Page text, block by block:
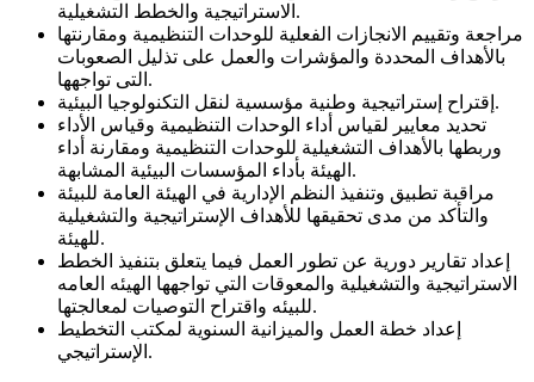
الاستراتيجية والخطط التشغيلية.
مراجعة وتقييم الانجازات الفعلية للوحدات التنظيمية ومقارنتها
بالأهداف المحددة والمؤشرات والعمل على تذليل الصعوبات
التى تواجهها.
إقتراح إستراتيجية وطنية مؤسسية لنقل التكنولوجيا البيئية.
تحديد معايير لقياس أداء الوحدات التنظيمية وقياس الأداء
وربطها بالأهداف التشغيلية للوحدات التنظيمية ومقارنة أداء
الهيئة بأداء المؤسسات البيئية المشابهة.
مراقبة تطبيق وتنفيذ النظم الإدارية في الهيئة العامة للبيئة
والتأكد من مدى تحقيقها للأهداف الإستراتيجية والتشغيلية
للهيئة.
إعداد تقارير دورية عن تطور العمل فيما يتعلق بتنفيذ الخطط
الاستراتيجية والتشغيلية والمعوقات التي تواجهها الهيئه العامه
للبيئه واقتراح التوصيات لمعالجتها.
إعداد خطة العمل والميزانية السنوية لمكتب التخطيط
الإستراتيجي.